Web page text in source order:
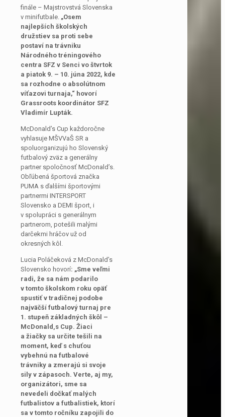
finále – Majstrovstvá Slovenska
v minifutbale. „Osem
najlepších školských
družstiev sa proti sebe
postaví na trávniku
Národného tréningového
centra SFZ v Senci vo štvrtok
a piatok 9. – 10. júna 2022, kde
sa rozhodne o absolútnom
víťazovi turnaja,“ hovorí
Grassroots koordinátor SFZ
Vladimír Lupták.
McDonald’s Cup každoročne
vyhlasuje MŠVVaŠ SR a
spoluorganizujú ho Slovenský
futbalový zväz a generálny
partner spoločnosť McDonald’s.
Obľúbená športová značka
PUMA s ďalšími športovými
partnermi INTERSPORT
Slovensko a DEMI šport, i
v spolupráci s generálnym
partnerom, potešili malými
darčekmi hráčov už od
okresných kôl.
Lucia Poláčeková z McDonald’s
Slovensko hovorí: „Sme veľmi
radi, že sa nám podarilo
v tomto školskom roku opäť
spustiť v tradičnej podobe
najväčší futbalový turnaj pre
1. stupeň základných škôl –
McDonald s Cup. Žiaci
a žiačky sa určite tešili na
moment, keď s chuťou
vybehnú na futbalové
trávniky a zmerajú si svoje
sily v zápasoch. Verte, aj my,
organizátori, sme sa
nevedeli dočkať malých
futbalistov a futbalistiek, ktorí
sa v tomto ročníku zapojili do